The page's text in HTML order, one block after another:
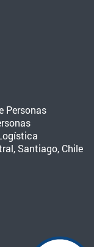
Personas
Santiago, Chile